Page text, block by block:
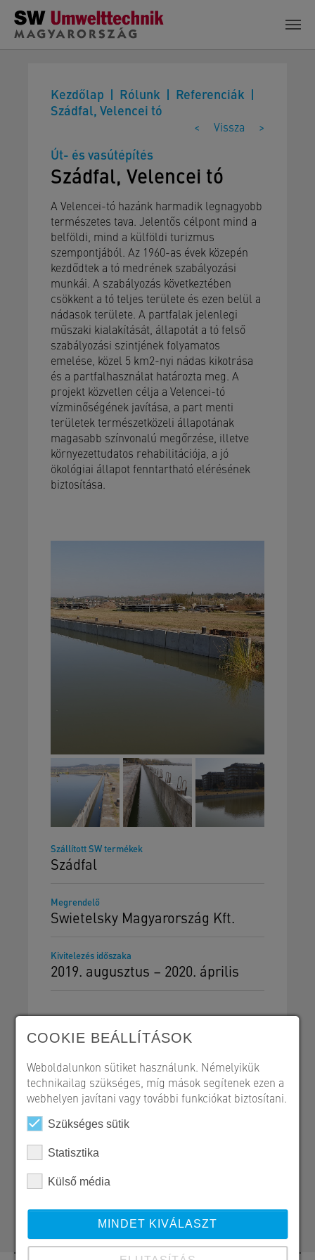
Skip to main content
Kezdőlap Rólunk
Referenciák
Szádfal, Velencei tó
< Vissza >
Út- és vasútépítés
Szádfal, Velencei tó
A Velencei-tó hazánk harmadik legnagyobb
természetes tava. Jelentős célpont mind a
belföldi, mind a külföldi turizmus
szempontjából. Az 1960-as évek közepén
kezdődtek a tó medrének szabályozási
munkái. A szabályozás következtében
csökkent a tó teljes területe és ezen belül a
nádasok területe. A partfalak jelenlegi
műszaki kialakítását, állapotát a tó felső
szabályozási szintjének folyamatos
emelése, közel 5 km2-nyi nádas kikotrása
és a partfalhasználat határozta meg. A
projekt közvetlen célja a Velencei-tó
vízminőségének javítása, a part menti
területek természetközeli állapotának
magasabb színvonalú megőrzése, illetve
környezettudatos rehabilitációja, a jó
ökológiai állapot fenntartható elérésének
biztosítása.
Szállított SW termékek
Szádfal
Megrendelő
Swietelsky Magyarország Kft.
Kivitelezés időszaka
2019. augusztus – 2020. április
Közlekedésépítés
SW Umwelttechnik Magyarország Kft.
kozlekedesepites@sw-umwelttechnik.hu
COOKIE BEÁLLÍTÁSOK
Weboldalunkon sütiket használunk. Némelyikük
technikailag szükséges, míg mások segítenek ezen a
webhelyen javítani vagy további funkciókat biztosítani.
Szükséges sütik
Statisztika
Külső média
MINDET KIVÁLASZT